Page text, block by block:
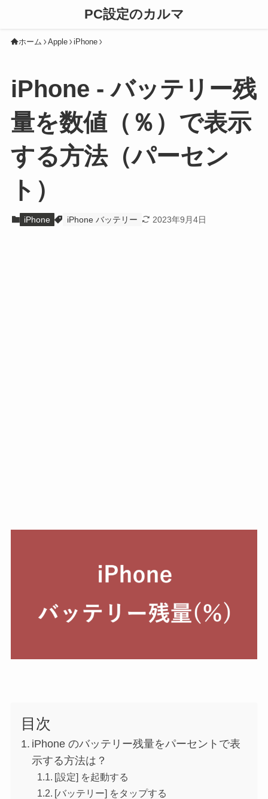
PC設定のカルマ
ホーム Apple iPhone
iPhone - バッテリー残
量を数値（％）で表示
する方法（パーセン
ト）
iPhone iPhone バッテリー 2023年9月4日
目次
iPhone のバッテリー残量をパーセントで表
示する方法は？
[設定] を起動する
[バッテリー] をタップする